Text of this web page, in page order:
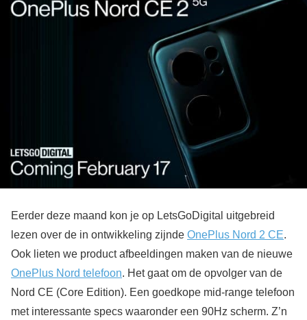
Eerder deze maand kon je op LetsGoDigital uitgebreid
lezen over de in ontwikkeling zijnde OnePlus Nord 2 CE.
Ook lieten we product afbeeldingen maken van de nieuwe
OnePlus Nord telefoon. Het gaat om de opvolger van de
Nord CE (Core Edition). Een goedkope mid-range telefoon
met interessante specs waaronder een 90Hz scherm. Z’n